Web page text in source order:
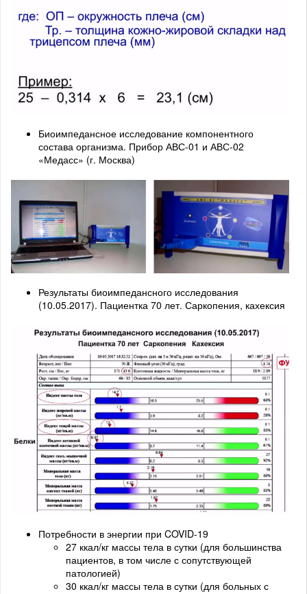
Биоимпедансное исследование компонентного
состава организма. Прибор АВС-01 и АВС-02
«Медасс» (г. Москва)
Результаты биоимпедансного исследования
(10.05.2017). Пациентка 70 лет. Саркопения, кахексия
Потребности в энергии при COVID-19
27 ккал/кг массы тела в сутки (для большинства
пациентов, в том числе с сопутствующей
патологией)
30 ккал/кг массы тела в сутки (для больных с